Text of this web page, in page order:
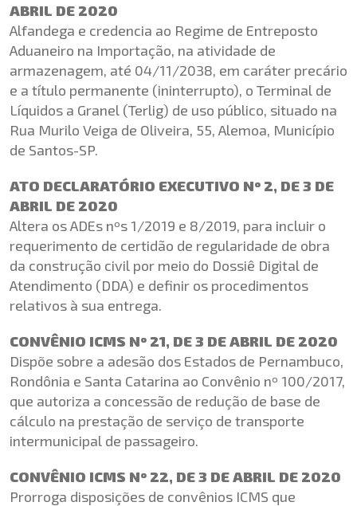
ABRIL DE 2020
Alfandega e credencia ao Regime de Entreposto
Aduaneiro na Importação, na atividade de
armazenagem, até 04/11/2038, em caráter precário
e a título permanente (ininterrupto), o Terminal de
Líquidos a Granel (Terlig) de uso público, situado na
Rua Murilo Veiga de Oliveira, 55, Alemoa, Município
de Santos-SP.
ATO DECLARATÓRIO EXECUTIVO Nº 2, DE 3 DE
ABRIL DE 2020
Altera os ADEs nºs 1/2019 e 8/2019, para incluir o
requerimento de certidão de regularidade de obra
da construção civil por meio do Dossiê Digital de
Atendimento (DDA) e definir os procedimentos
relativos à sua entrega.
CONVÊNIO ICMS Nº 21, DE 3 DE ABRIL DE 2020
Dispõe sobre a adesão dos Estados de Pernambuco,
Rondônia e Santa Catarina ao Convênio nº 100/2017,
que autoriza a concessão de redução de base de
cálculo na prestação de serviço de transporte
intermunicipal de passageiro.
CONVÊNIO ICMS Nº 22, DE 3 DE ABRIL DE 2020
Prorroga disposições de convênios ICMS que